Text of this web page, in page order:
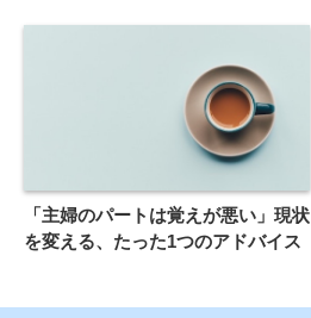
「主婦のパートは覚えが悪い」現状
を変える、たった1つのアドバイス